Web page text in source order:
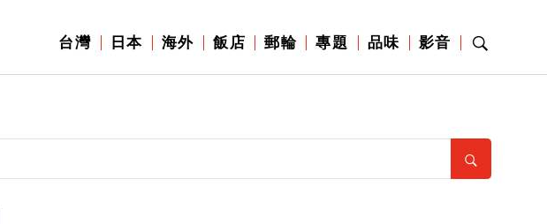
台灣 日本 海外 飯店 郵輪 專題 品味 影音